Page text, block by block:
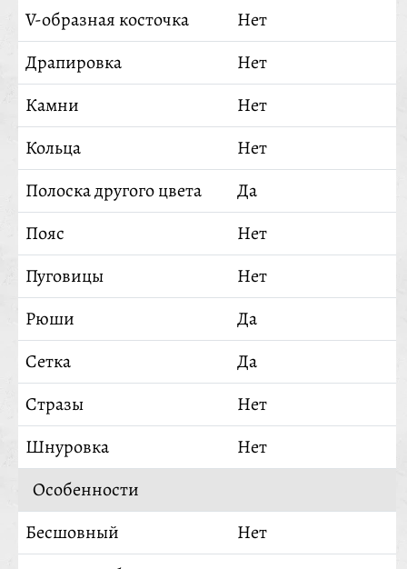
V-образная косточка
Нет
Драпировка
Нет
Камни
Нет
Кольца
Нет
Полоска другого цвета
Да
Пояс
Нет
Пуговицы
Нет
Рюши
Да
Сетка
Да
Стразы
Нет
Шнуровка
Нет
Особенности
Бесшовный
Нет